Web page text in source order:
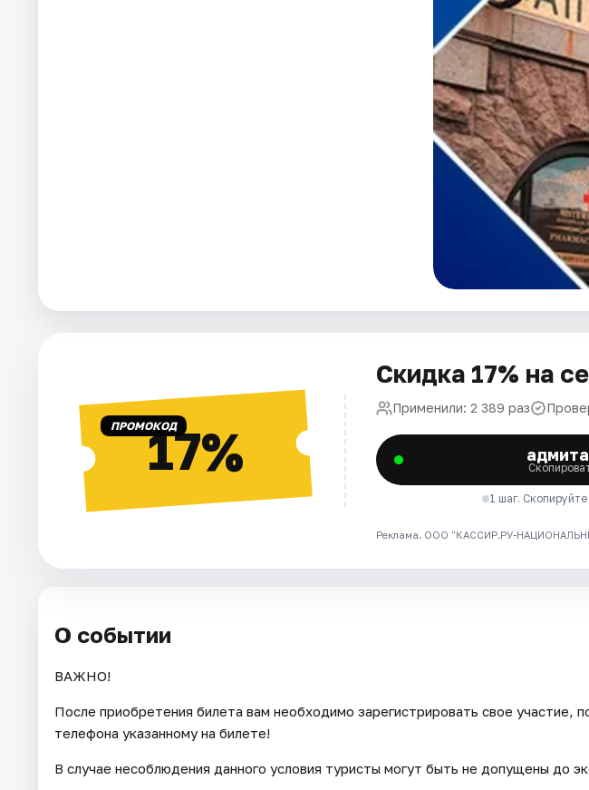
ПРОМОКОД17%
Скидка 17% на
Применили: 2 389 раз
1 шаг.
Реклама. ООО "КАССИР.РУ-
О событии
ВАЖНО!
После приобретения билета вам необходимо зарегистрировать свое участие,
телефона указанному на билете!
В случае несоблюдения данного условия туристы могут быть не допущены до